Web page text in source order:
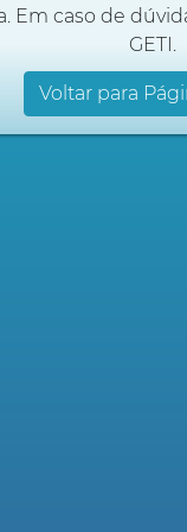
Em caso de
GETI.
Voltar para